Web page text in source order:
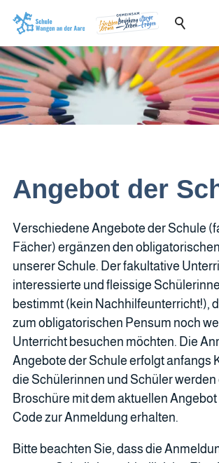
Angebot der
Verschiedene Angebote der Schule
Fächer) ergänzen den
unserer Schule. Der fakultative
interessierte und fleissige
bestimmt (kein Nachhilfeunterricht!),
zum obligatorischen Pensum noch
Unterricht besuchen möchten. Die
Angebote der Schule erfolgt anfangs
die Schülerinnen und Schüler werden
Broschüre mit dem aktuellen
Code zur Anmeldung erhalten.
Bitte beachten Sie, dass die